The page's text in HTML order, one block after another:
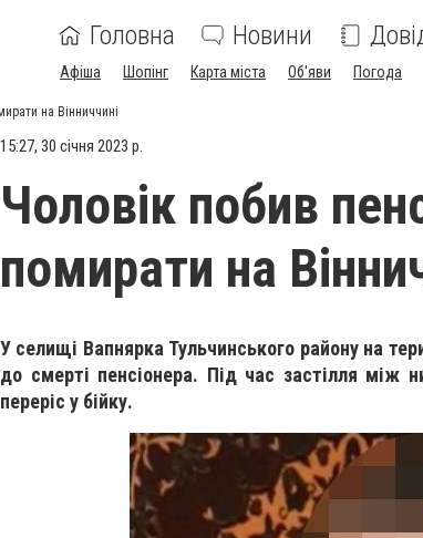
Головна Новини
Афіша Шопінг Карта міста Об'яви Погода
на Вінниччині
15:27, 30 січня 2023 р.
Чоловік побив
помирати на
У селищі Вапнярка Тульчинського району на
до смерті пенсіонера. Під час застілля між
переріс у бійку.